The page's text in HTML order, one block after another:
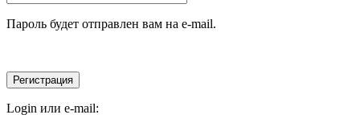
Пароль будет отправлен вам на e-mail.
Login или e-mail: